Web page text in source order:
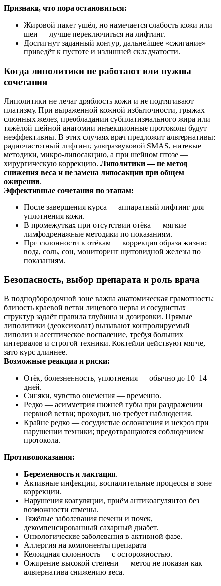
Признаки, что пора остановиться:
Жировой пакет ушёл, но намечается слабость кожи или
шеи — лучше переключиться на лифтинг.
Достигнут заданный контур, дальнейшее «сжигание»
приведёт к пустоте и излишней складчатости.
Когда липолитики не работают или нужны
сочетания
Липолитики не лечат дряблость кожи и не подтягивают
платизму. При выраженной кожной избыточности, грыжах
слюнных желез, преобладании субплатизмального жира или
тяжёлой шейной анатомии инъекционные протоколы будут
неэффективны. В этих случаях врач предложит альтернативы:
радиочастотный лифтинг, ультразвуковой SMAS, нитевые
методики, микро-липосакцию, а при шейном птозе —
хирургическую коррекцию. Липолитики — не метод
снижения веса и не замена липосакции при общем
ожирении.
Эффективные сочетания по этапам:
После завершения курса — аппаратный лифтинг для
уплотнения кожи.
В промежутках при отсутствии отёка — мягкие
лимфодренажные методики по показаниям.
При склонности к отёкам — коррекция образа жизни:
вода, соль, сон, мониторинг щитовидной железы по
показаниям.
Безопасность, выбор препарата и роль врача
В подподбородочной зоне важна анатомическая грамотность:
близость краевой ветви лицевого нерва и сосудистых
структур задаёт правила глубины и дозировки. Прямые
липолитики (деоксихолат) вызывают контролируемый
липолиз и асептическое воспаление, требуя больших
интервалов и строгой техники. Коктейли действуют мягче,
зато курс длиннее.
Возможные реакции и риски:
Отёк, болезненность, уплотнения — обычно до 10–14
дней.
Синяки, чувство онемения — временно.
Редко — асимметрия нижней губы при раздражении
нервной ветви; проходит, но требует наблюдения.
Крайне редко — сосудистые осложнения и некроз при
нарушении техники; предотвращаются соблюдением
протокола.
Противопоказания:
Беременность и лактация.
Активные инфекции, воспалительные процессы в зоне
коррекции.
Нарушения коагуляции, приём антикоагулянтов без
возможности отмены.
Тяжёлые заболевания печени и почек,
декомпенсированный сахарный диабет.
Онкологические заболевания в активной фазе.
Аллергия на компоненты препарата.
Келоидная склонность — с осторожностью.
Ожирение высокой степени — метод не показан как
альтернатива снижению веса.